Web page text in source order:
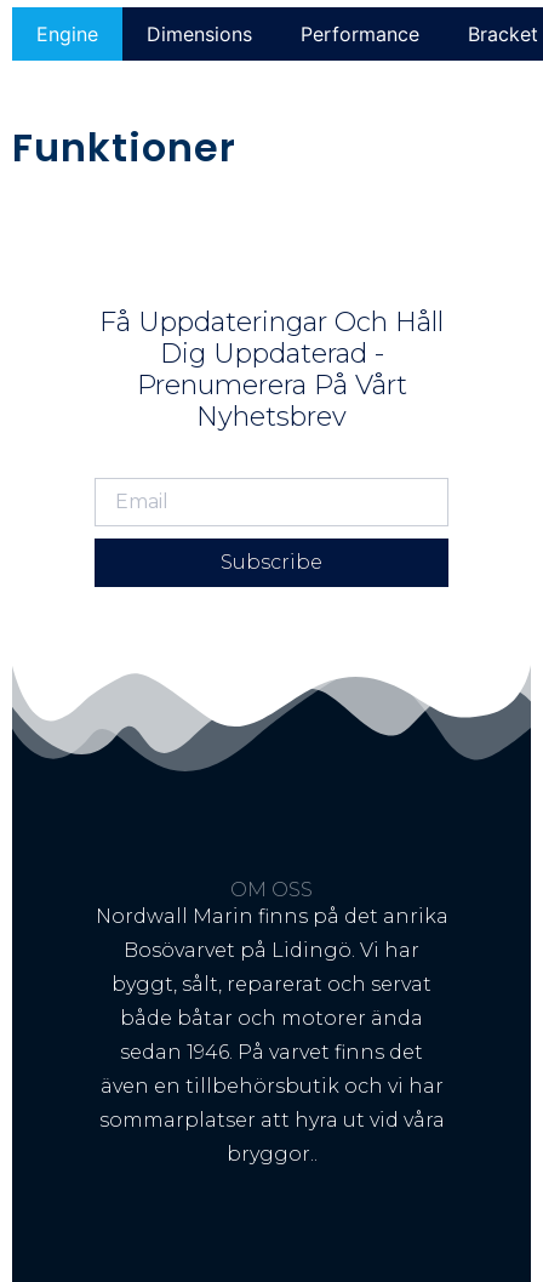
Engine Dimensions Performance
Funktioner
Få Uppdateringar Och Håll
Dig Uppdaterad -
Prenumerera På Vårt
Nyhetsbrev
Subscribe
OM OSS
Nordwall Marin finns på det anrika
Bosövarvet på Lidingö. Vi har
byggt, sålt, reparerat och servat
både båtar och motorer ända
sedan 1946. På varvet finns det
även en tillbehörsbutik och vi har
sommarplatser att hyra ut vid våra
bryggor..